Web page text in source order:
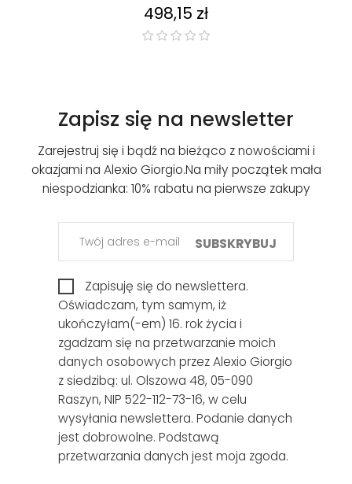
Cena
498,15 zł
Zapisz się na newsletter
Zarejestruj się i bądź na bieżąco z nowościami i
okazjami na Alexio Giorgio.Na miły początek mała
niespodzianka: 10% rabatu na pierwsze zakupy
SUBSKRYBUJ
Zapisuję się do newslettera.
Oświadczam, tym samym, iż
ukończyłam(-em) 16. rok życia i
zgadzam się na przetwarzanie moich
danych osobowych przez Alexio Giorgio
z siedzibą: ul. Olszowa 48, 05-090
Raszyn, NIP 522-112-73-16, w celu
wysyłania newslettera. Podanie danych
jest dobrowolne. Podstawą
przetwarzania danych jest moja zgoda.